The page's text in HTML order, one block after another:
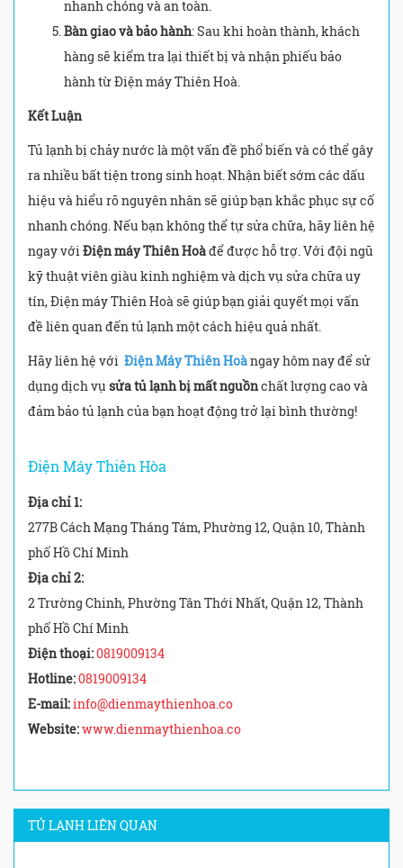
nhanh chóng và an toàn.
Bàn giao và bảo hành: Sau khi hoàn thành, khách
hàng sẽ kiểm tra lại thiết bị và nhận phiếu bảo
hành từ Điện máy Thiên Hoà.
Kết Luận
Tủ lạnh bị chảy nước là một vấn đề phổ biến và có thể gây
ra nhiều bất tiện trong sinh hoạt. Nhận biết sớm các dấu
hiệu và hiểu rõ nguyên nhân sẽ giúp bạn khắc phục sự cố
nhanh chóng. Nếu bạn không thể tự sửa chữa, hãy liên hệ
ngay vớiĐiện máy Thiên Hoàđể được hỗ trợ. Với đội ngũ
kỹ thuật viên giàu kinh nghiệm và dịch vụ sửa chữa uy
tín, Điện máy Thiên Hoà sẽ giúp bạn giải quyết mọi vấn
đề liên quan đến tủ lạnh một cách hiệu quả nhất.
Hãy liên hệ với Điện Máy Thiên Hoàngay hôm nay để sử
dụng dịch vụ sửa tủ lạnh bị mất nguồnchất lượng cao và
đảm bảo tủ lạnh của bạn hoạt động trở lại bình thường!
Điện Máy Thiên Hòa
Địa chỉ 1:
277B Cách Mạng Tháng Tám, Phường 12, Quận 10, Thành
phố Hồ Chí Minh
Địa chỉ 2:
2 Trường Chinh, Phường Tân Thới Nhất, Quận 12, Thành
phố Hồ Chí Minh
Điện thoại:0819009134
Hotline:0819009134
E-mail:info@dienmaythienhoa.co
Website:www.dienmaythienhoa.co
TỦ LẠNH LIÊN QUAN